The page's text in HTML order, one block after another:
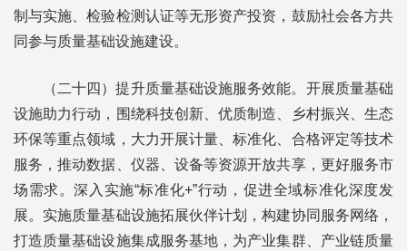
制与实施、检验检测认证等无形资产投资，鼓励社会各方共
同参与质量基础设施建设。
（二十四）提升质量基础设施服务效能。开展质量基础
设施助力行动，围绕科技创新、优质制造、乡村振兴、生态
环保等重点领域，大力开展计量、标准化、合格评定等技术
服务，推动数据、仪器、设备等资源开放共享，更好服务市
场需求。深入实施“标准化+”行动，促进全域标准化深度发
展。实施质量基础设施拓展伙伴计划，构建协同服务网络，
打造质量基础设施集成服务基地，为产业集群、产业链质量